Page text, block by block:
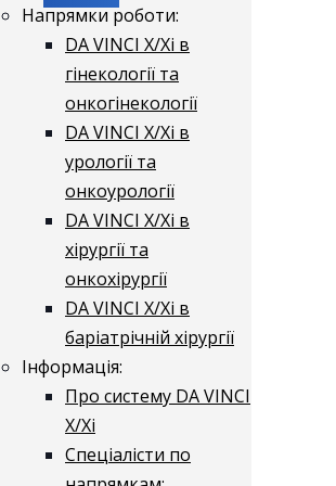
Напрямки роботи:
DA VINCI X/Xі в
гінекології та
онкогінекології
DA VINCI X/Xі в
урології та
онкоурології
DA VINCI X/Xі в
хірургії та
онкохірургії
DA VINCI X/Xі в
баріатрічній хірургії
Інформація:
Про систему DA VINCI
X/Xі
Спеціалісти по